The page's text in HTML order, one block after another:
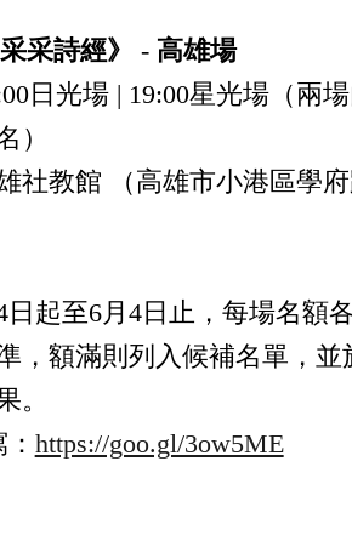
已加入購物書包
購物 結帳付款
您確認要
取消
采詩經》 - 高雄場
日光場 | 19:00星光場（兩
）
社教館 （高雄市小港區學
日起至6月4日止，每場名額
，額滿則列入候補名單，並
。
https://goo.gl/3ow5ME